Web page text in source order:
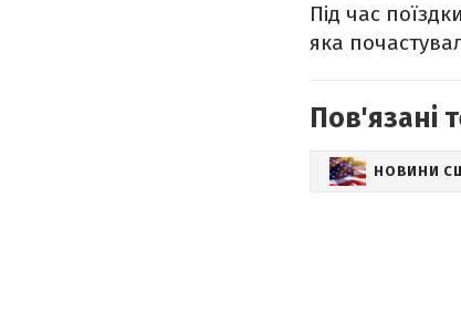
Під час
яка
Пов'язані
НОВИНИ